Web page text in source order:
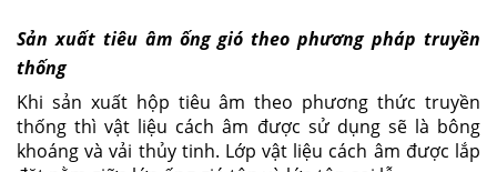
Sản xuất tiêu âm ống gió theo phương pháp truyền
thống
Khi sản xuất hộp tiêu âm theo phương thức truyền
thống thì vật liệu cách âm được sử dụng sẽ là bông
khoáng và vải thủy tinh. Lớp vật liệu cách âm được lắp